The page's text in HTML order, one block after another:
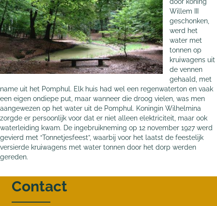
door koning
Willem III
geschonken,
werd het
water met
tonnen op
kruiwagens uit
de vennen
gehaald, met
name uit het Pomphul. Elk huis had wel een regenwaterton en vaak
een eigen ondiepe put, maar wanneer die droog vielen, was men
aangewezen op het water uit de Pomphul. Koningin Wilhelmina
zorgde er persoonlijk voor dat er niet alleen elektriciteit, maar ook
waterleiding kwam. De ingebruikneming op 12 november 1927 werd
gevierd met “Tonnetjesfeest”, waarbij voor het laatst de feestelijk
versierde kruiwagens met water­ tonnen door het dorp werden
gereden.
Contact